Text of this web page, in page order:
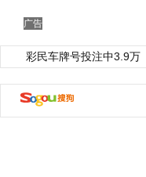
广告
彩民车牌号投注中3.9万